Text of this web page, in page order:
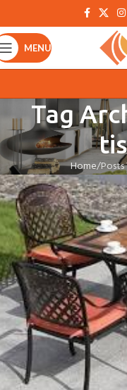
MENU
Tag
Home